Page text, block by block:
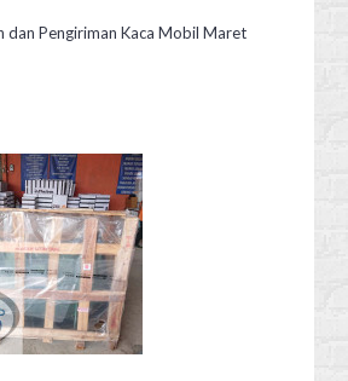
dan Pengiriman Kaca Mobil Maret